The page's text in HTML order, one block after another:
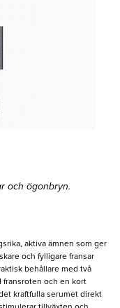
och ögonbryn.
aktiva ämnen som ger
och fylligare fransar
behållare med två
fransroten och en kort
kraftfulla serumet direkt